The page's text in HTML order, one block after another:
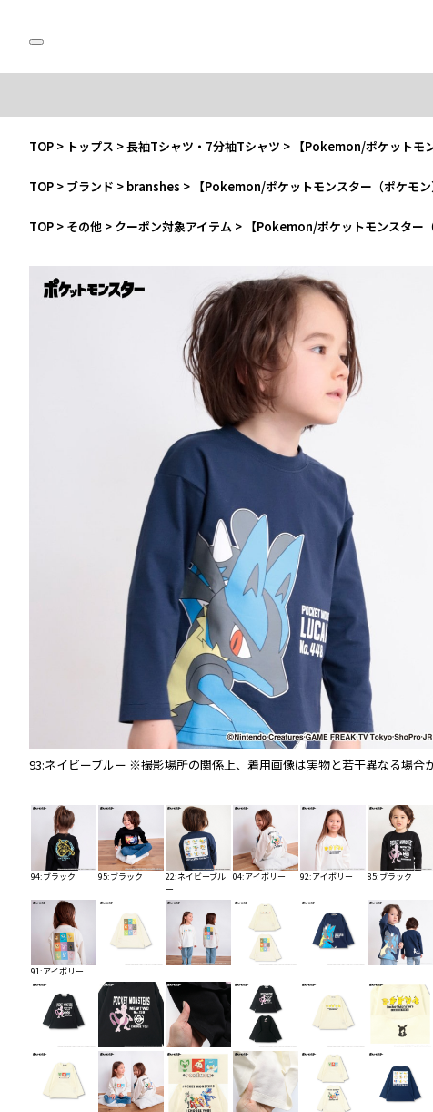
TOP > トップス >長袖Tシャツ・7分袖Tシャツ > 【Pokemon/ポケット
TOP > ブランド > branshes > 【Pokemon/ポケットモンスター（ポケ
TOP > その他 > クーポン対象アイテム > 【Pokemon/ポケットモンスタ
93:ネイビーブルー ※撮影場所の関係上、着用画像は実物と若干異なる場合が
94:ブラック 95:ブラック
22:ネイビーブル
ー
04:アイボリー 92:アイボリー 85:ブラック
91:アイボリー